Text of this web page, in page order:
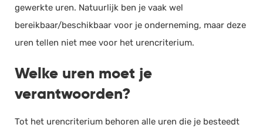
gewerkte uren. Natuurlijk ben je vaak wel
bereikbaar/beschikbaar voor je onderneming, maar deze
uren tellen niet mee voor het urencriterium.
Welke uren moet je
verantwoorden?
Tot het urencriterium behoren alle uren die je besteedt